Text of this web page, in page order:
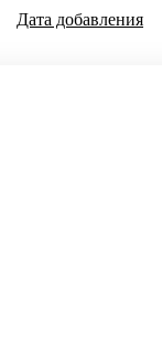
Дата добавления